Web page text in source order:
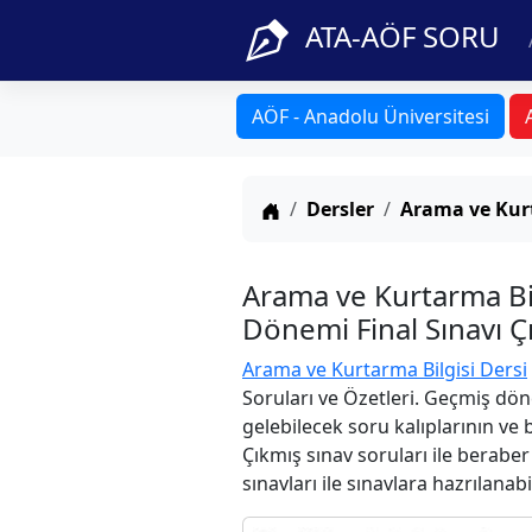
ATA-AÖF SORU
AÖF - Anadolu Üniversitesi
Anasayfa
Dersler Arama ve
Arama ve Kurtarma
Dönemi Final Sınavı
Arama ve Kurtarma Bilgisi Dersi
Soruları ve Özetleri. Geçmiş
gelebilecek soru kalıplarının
Çıkmış sınav soruları ile
sınavları ile sınavlara